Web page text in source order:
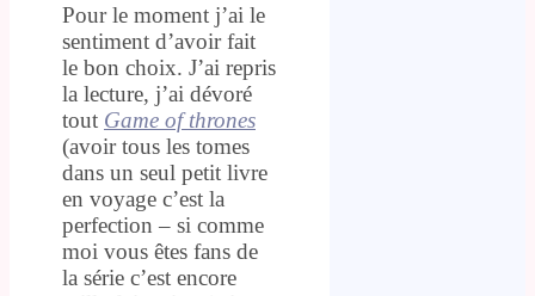
Pour le moment j’ai le
sentiment d’avoir fait
le bon choix. J’ai repris
la lecture, j’ai dévoré
tout Game of thrones
(avoir tous les tomes
dans un seul petit livre
en voyage c’est la
perfection – si comme
moi vous êtes fans de
la série c’est encore